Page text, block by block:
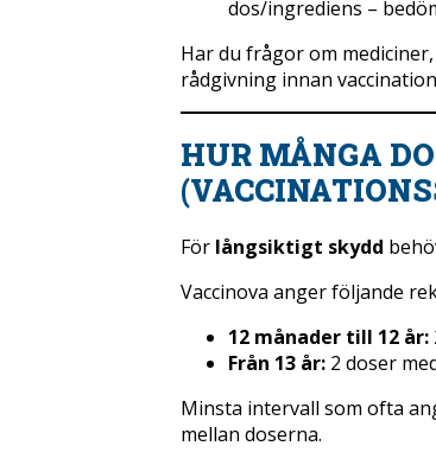
dos/ingrediens –
Har du frågor om
rådgivning innan
HUR MÅNGA
För långsiktigt skydd
Vaccinova anger följande
12 månader till 12 år:
Från 13 år: 2 doser
Minsta intervall som ofta
mellan doserna.